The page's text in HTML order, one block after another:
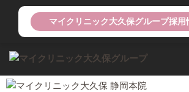
マイクリニック大久保グループ採用